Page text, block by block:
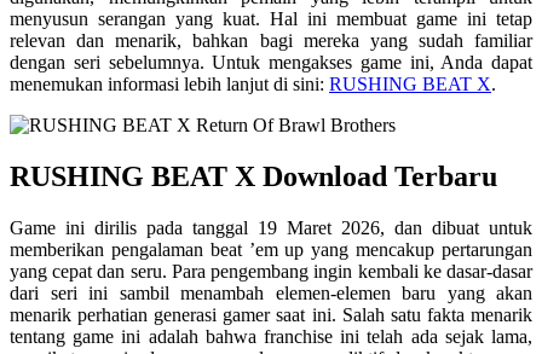
menyusun serangan yang kuat. Hal ini membuat game ini tetap
relevan dan menarik, bahkan bagi mereka yang sudah familiar
dengan seri sebelumnya. Untuk mengakses game ini, Anda dapat
menemukan informasi lebih lanjut di sini: RUSHING BEAT X.
RUSHING BEAT X Download Terbaru
Game ini dirilis pada tanggal 19 Maret 2026, dan dibuat untuk
memberikan pengalaman beat ’em up yang mencakup pertarungan
yang cepat dan seru. Para pengembang ingin kembali ke dasar-dasar
dari seri ini sambil menambah elemen-elemen baru yang akan
menarik perhatian generasi gamer saat ini. Salah satu fakta menarik
tentang game ini adalah bahwa franchise ini telah ada sejak lama,